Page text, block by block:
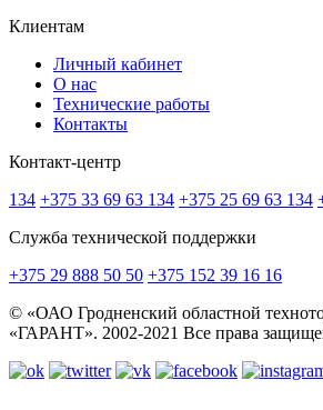
Клиентам
Личный кабинет
О нас
Технические работы
Контакты
Контакт-центр
134 +375 33 69 63 134 +375 25 69 63 134
Служба технической поддержки
+375 29 888 50 50 +375 152 39 16 16
© «ОАО Гродненский областной
«ГАРАНТ». 2002-2021 Все права